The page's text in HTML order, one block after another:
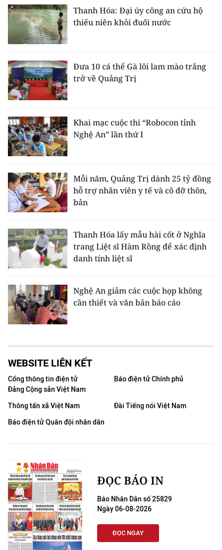
Thanh Hóa: Đại úy công an cứu hộ
thiếu niên khỏi đuối nước
Đưa 10 cá thể Gà lôi lam mào trắng
trở về Quảng Trị
Khai mạc cuộc thi “Robocon tỉnh
Nghệ An” lần thứ I
Mỗi năm, Quảng Trị dành 25 tỷ đồng
hỗ trợ nhân viên y tế và cô đỡ thôn,
bản
Thanh Hóa lấy mẫu hài cốt ở Nghĩa
trang Liệt sĩ Hàm Rồng để xác định
danh tính liệt sĩ
Nghệ An giảm các cuộc họp không
cần thiết và văn bản báo cáo
WEBSITE LIÊN KẾT
Cổng thông tin điện tử
Đảng Cộng sản Việt Nam
Báo điện tử Chính phủ
Thông tấn xã Việt Nam
Đài Tiếng nói Việt Nam
Báo điện tử Quân đội nhân dân
ĐỌC BÁO IN
Báo Nhân Dân số 25829
Ngày 06-08-2026
ĐỌC NGAY